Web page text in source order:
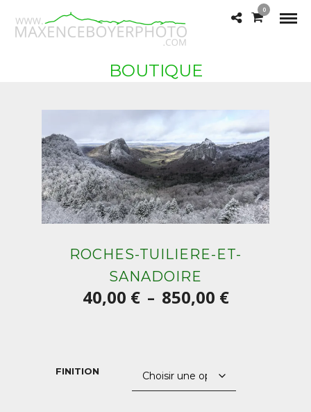
0
BOUTIQUE
ROCHES-TUILIERE-ET-
SANADOIRE
40,00 € – 850,00 €Plage
à
FINITION